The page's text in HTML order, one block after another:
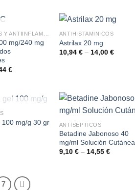
mg/240 mg
€
ANTIHISTAMÍNICOS
Astrilax 20 mg
10,94 €– 14,00 €
100 mg/g 30 gr ANTISÉPTICOS
Betadine Jabonoso 40
mg/ml Solución Cutánea
9,10 €– 14,55 €
7